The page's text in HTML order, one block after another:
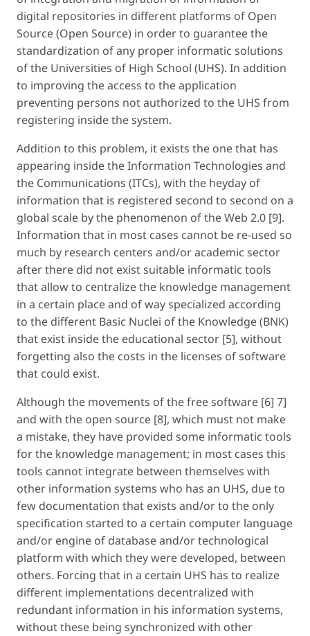
digital repositories in different platforms of Open
Source (Open Source) in order to guarantee the
standardization of any proper informatic solutions
of the Universities of High School (UHS). In addition
to improving the access to the application
preventing persons not authorized to the UHS from
registering inside the system.
Addition to this problem, it exists the one that has
appearing inside the Information Technologies and
the Communications (ITCs), with the heyday of
information that is registered second to second on a
global scale by the phenomenon of the Web 2.0 [9].
Information that in most cases cannot be re-used so
much by research centers and/or academic sector
after there did not exist suitable informatic tools
that allow to centralize the knowledge management
in a certain place and of way specialized according
to the different Basic Nuclei of the Knowledge (BNK)
that exist inside the educational sector [5], without
forgetting also the costs in the licenses of software
that could exist.
Although the movements of the free software [6] 7]
and with the open source [8], which must not make
a mistake, they have provided some informatic tools
for the knowledge management; in most cases this
tools cannot integrate between themselves with
other information systems who has an UHS, due to
few documentation that exists and/or to the only
specification started to a certain computer language
and/or engine of database and/or technological
platform with which they were developed, between
others. Forcing that in a certain UHS has to realize
different implementations decentralized with
redundant information in his information systems,
without these being synchronized with other